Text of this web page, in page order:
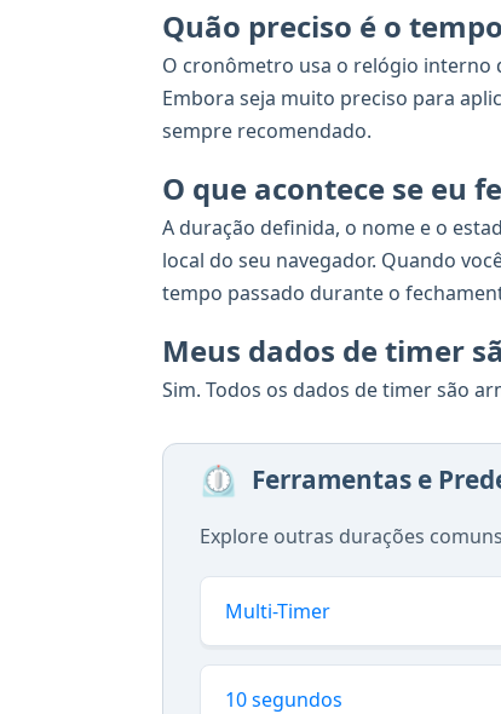
Quão preciso é o
O cronômetro usa o relógio interno
Embora seja muito preciso para
sempre recomendado.
O que acontece se eu
A duração definida, o nome e o
local do seu navegador. Quando
tempo passado durante o
Meus dados de timer
Sim. Todos os dados de timer são
⏲️ Ferramentas e
Explore outras durações
Multi-Timer
10 segundos